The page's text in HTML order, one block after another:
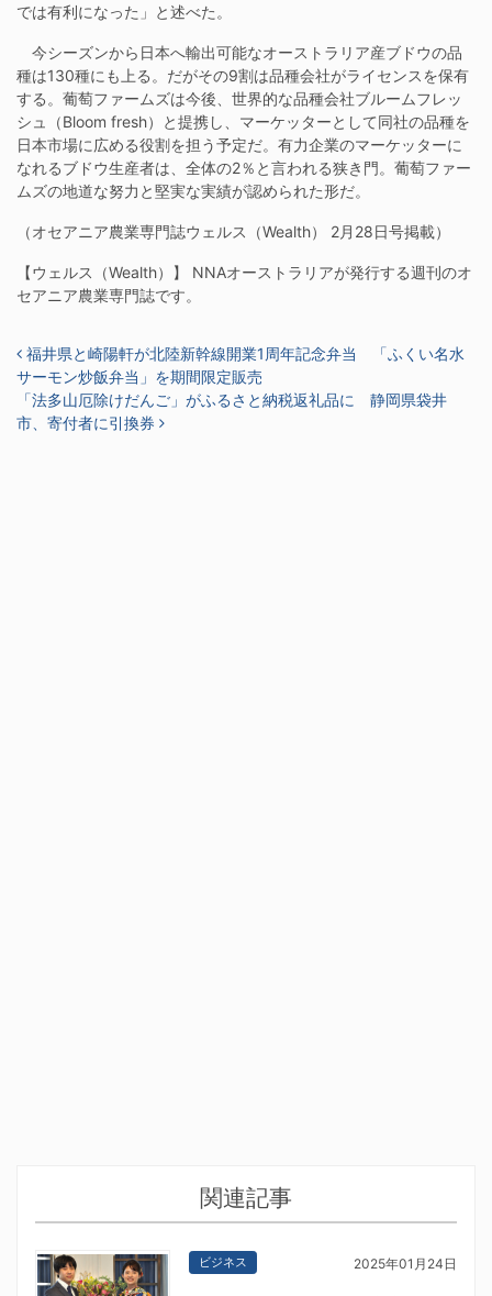
では有利になった」と述べた。
今シーズンから日本へ輸出可能なオーストラリア産ブドウの品
種は130種にも上る。だがその9割は品種会社がライセンスを保有
する。葡萄ファームズは今後、世界的な品種会社ブルームフレッ
シュ（Bloom fresh）と提携し、マーケッターとして同社の品種を
日本市場に広める役割を担う予定だ。有力企業のマーケッターに
なれるブドウ生産者は、全体の2％と言われる狭き門。葡萄ファー
ムズの地道な努力と堅実な実績が認められた形だ。
（オセアニア農業専門誌ウェルス（Wealth） 2月28日号掲載）
【ウェルス（Wealth）】 NNAオーストラリアが発行する週刊のオ
セアニア農業専門誌です。
投稿ナビゲーション
福井県と崎陽軒が北陸新幹線開業1周年記念弁当 「ふくい名水
サーモン炒飯弁当」を期間限定販売
「法多山厄除けだんご」がふるさと納税返礼品に 静岡県袋井
市、寄付者に引換券
関連記事
ビジネス 2025年01月24日